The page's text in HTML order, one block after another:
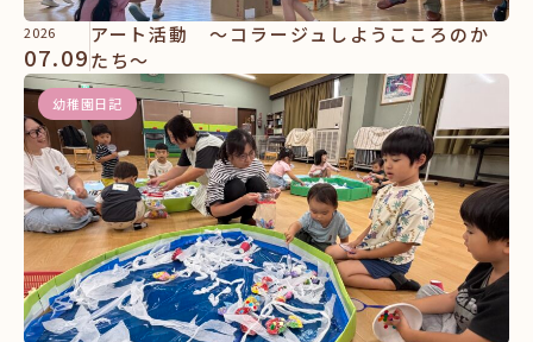
2026
07.09
アート活動 ～コラージュしようこころのか
たち～
幼稚園日記